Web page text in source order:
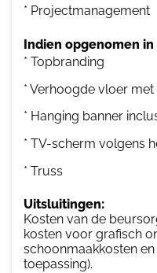
* Projectmanagement
Indien opgenomen
* Topbranding
* Verhoogde vloer
* Hanging banner
* TV-scherm volgens
* Truss
Uitsluitingen:
Kosten van de
kosten voor grafisch
schoonmaakkosten
toepassing).